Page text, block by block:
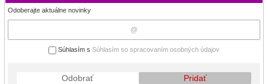
Odoberajte aktuálne novinky
Súhlasím s Súhlasím so spracovaním osobných údajov
Odobrať Pridať